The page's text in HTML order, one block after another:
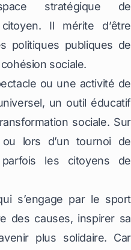
stratégique de
Il mérite d’être
politiques publiques de
sociale.
ou une activité de
un outil éducatif
sociale. Sur
lors d’un tournoi de
les citoyens de
s’engage par le sport
des causes, inspirer sa
plus solidaire. Car